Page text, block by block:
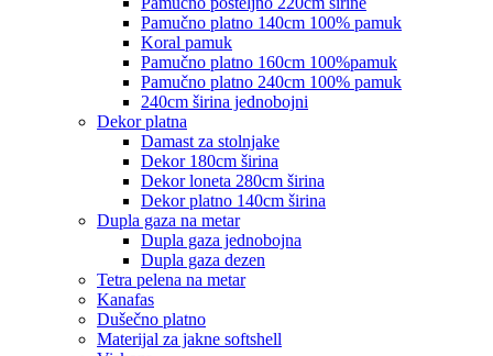
pamučno platno 140cm 100% pamuk
koral pamuk
pamučno platno 160cm 100%pamuk
pamučno platno 240cm 100% pamuk
240cm širina jednobojni
dekor platna
damast za stolnjake
dekor 180cm širina
dekor loneta 280cm širina
dekor platno 140cm širina
dupla gaza na metar
dupla gaza jednobojna
dupla gaza dezen
tetra pelena na metar
kanafas
dušečno platno
materijal za jakne softshell